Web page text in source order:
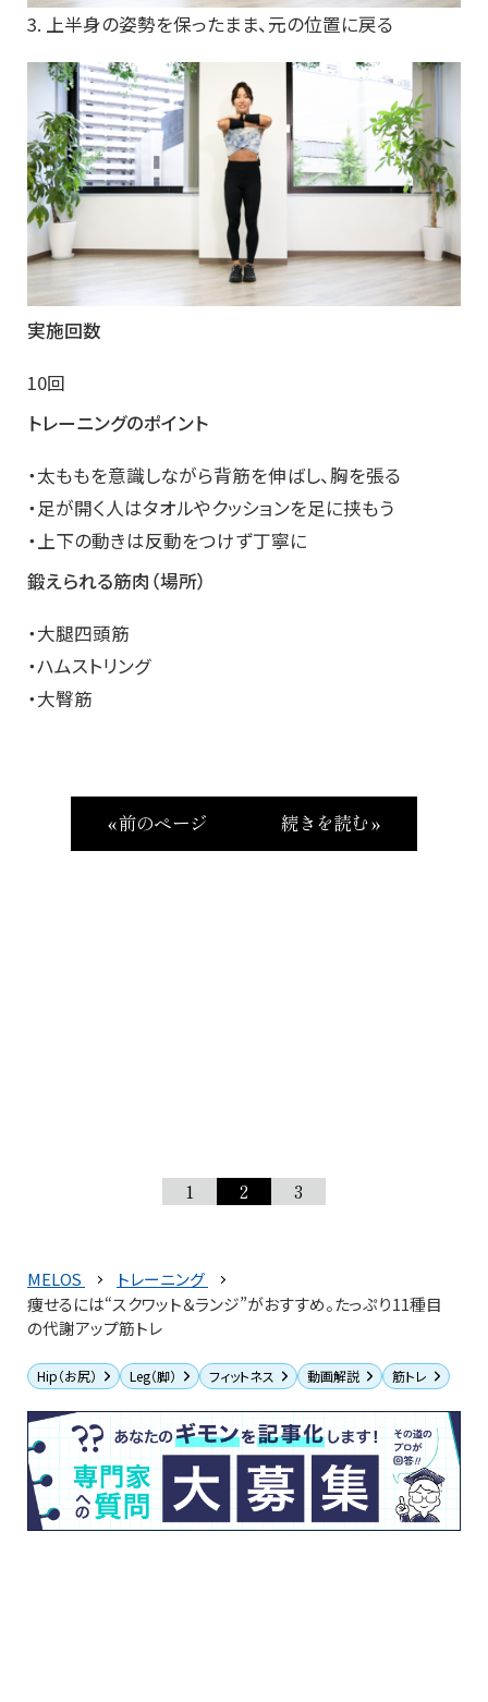
3. 上半身の姿勢を保ったまま、元の位置に戻る
実施回数
10回
トレーニングのポイント
・太ももを意識しながら背筋を伸ばし、胸を張る
・足が開く人はタオルやクッションを足に挟もう
・上下の動きは反動をつけず丁寧に
鍛えられる筋肉（場所）
・大腿四頭筋
・ハムストリング
・大臀筋
« 前のページ 続きを読む »
1 2 3
MELOS
トレーニング
痩せるには“スクワット＆ランジ”がおすすめ。たっぷり11種目
の代謝アップ筋トレ
Hip（お尻） Leg（脚） フィットネス 動画解説 筋トレ